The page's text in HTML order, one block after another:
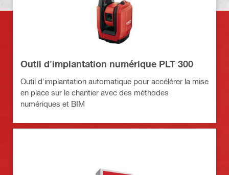
Outil d'implantation numérique PLT 300
Outil d'implantation automatique pour accélérer la mise
en place sur le chantier avec des méthodes
numériques et BIM